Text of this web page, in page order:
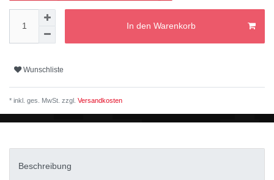
In den Warenkorb
Wunschliste
* inkl. ges. MwSt. zzgl. Versandkosten
Beschreibung